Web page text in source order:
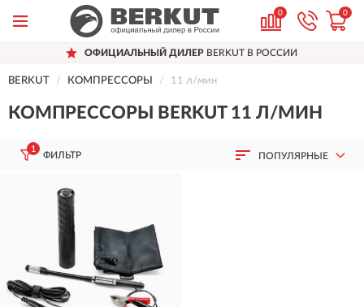
0 0
ОФИЦИАЛЬНЫЙ ДИЛЕРBERKUT В РОССИИ
BERKUT КОМПРЕССОРЫ 11 л/мин
КОМПРЕССОРЫ BERKUT 11 Л/МИН
1
ФИЛЬТР ПОПУЛЯРНЫЕ